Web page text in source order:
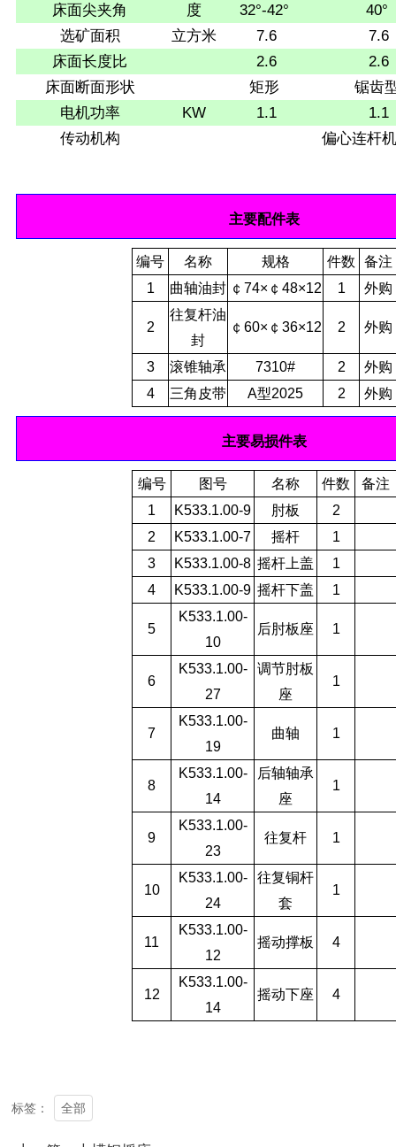
床面尖夹角
度 32°-42°
40°
选矿面积
立方米 7.6
7.6
床面长度比
2.6
2.6
床面断面形状
矩形
锯齿
电机功率
KW 1.1
1.1
传动机构
偏心连杆
主要配件表
编号 名称 规格 件数
备注
1
曲轴油封 ￠74×￠48×12 1 外购
2
往复杆油
封
￠60×￠36×12 2 外购
3 滚锥轴承 7310# 2
外购
4
三角皮带 A型2025 2 外购
主要易损件表
编号 图号 名称 件数
备注
1
K533.1.00-9 肘板
2
2
K533.1.00-7 摇杆
1
3
K533.1.00-8 摇杆上盖
1
4
K533.1.00-9 摇杆下盖 1
5
K533.1.00-
10
后肘板座 1
6
K533.1.00-
27
调节肘板
座
1
7
K533.1.00-
19
曲轴 1
8
K533.1.00-
14
后轴轴承
座
1
9
K533.1.00-
23
往复杆 1
10
K533.1.00-
24
往复铜杆
套
1
11
K533.1.00-
12
摇动撑板 4
12
K533.1.00-
14
摇动下座 4
标签： 全部